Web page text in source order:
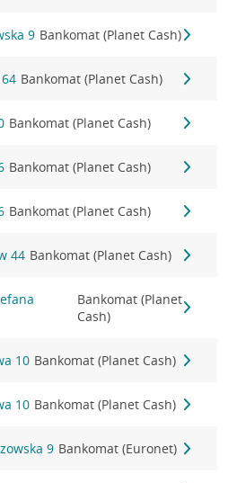
9 Bankomat (Planet Cash)
Bankomat (Planet Cash)
Bankomat (Planet Cash)
Bankomat (Planet Cash)
Bankomat (Planet Cash)
44 Bankomat (Planet Cash)
Bankomat (Planet
Cash)
10 Bankomat (Planet Cash)
10 Bankomat (Planet Cash)
9 Bankomat (Euronet)